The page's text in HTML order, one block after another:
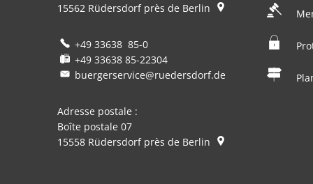
15562 Rüdersdorf près de Berlin
+49 33638 85-0
+49 33638 85-22304
buergerservice@ruedersdorf.de
Adresse postale :
Boîte postale 07
15558 Rüdersdorf près de Berlin